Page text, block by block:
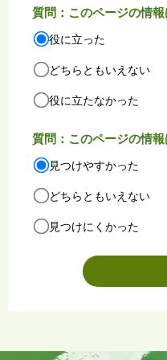
質問：このページの情
役に立った
どちらともいえない
役に立たなかった
質問：このページの情
見つけやすかった
どちらともいえない
見つけにくかった